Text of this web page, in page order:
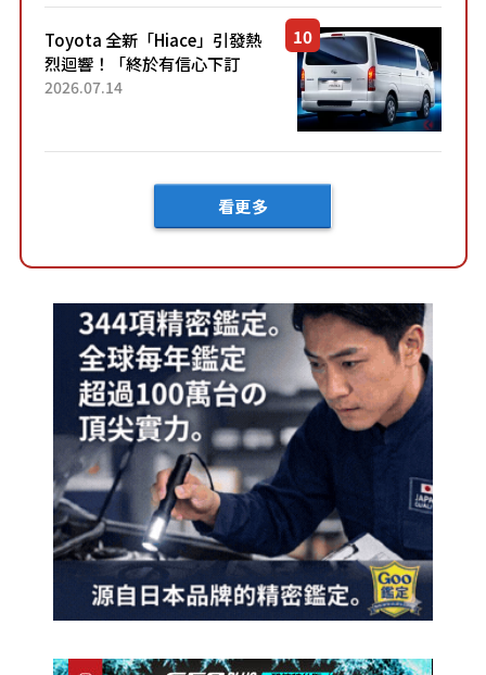
「三...
Toyota 全新「Hiace」引發熱
烈迴響！「終於有信心下訂
了！」「哪個等級交車最
車？...
2026.07.14
看更多